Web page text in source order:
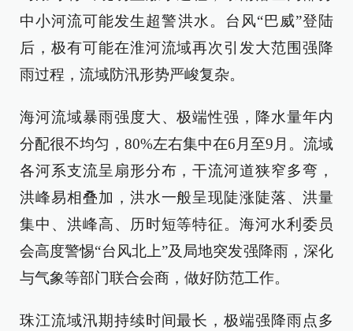
中小河流可能发生超警洪水。台风“巴威”登陆
后，极有可能在淮河流域再次引发大范围强降
雨过程，流域防汛形势严峻复杂。
海河流域暴雨强度大、极端性强，降水量年内
分配很不均匀，80%左右集中在6月至9月。流域
各河系支流呈扇形分布，干流河道狭窄多弯，
洪峰易相叠加，洪水一般呈现陡涨陡落、洪量
集中、洪峰高、历时短等特征。海河水利委员
会高度警惕“台风北上”及局地突发强降雨，深化
与气象等部门联合会商，做好防范工作。
珠江流域汛期持续时间最长，极端强降雨点多